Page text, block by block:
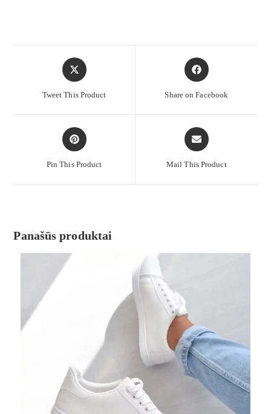
Tweet This Product Share on Facebook
Pin This Product Mail This Product
Panašūs produktai